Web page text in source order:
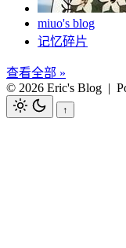
miuo's blog
记忆碎片
查看全部 »
© 2026 Eric's Blog |
↑